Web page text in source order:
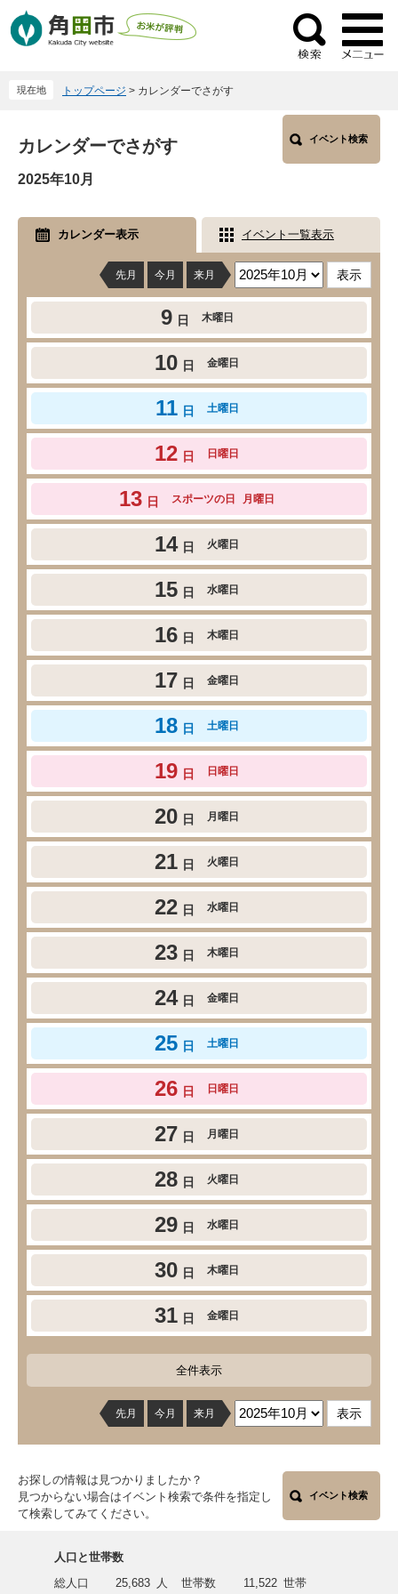
ー
ニ
検
索
現在地 トップページ > カレンダーでさがす
文
カレンダーでさがす イベント検索
2025年10月
カレンダー表示 イベント一覧表示
先月 今月 来月
9 日 木曜日
10 日 金曜日
11 日 土曜日
12 日 日曜日
13 日 スポーツの日 月曜日
14 日 火曜日
15 日 水曜日
16 日 木曜日
17 日 金曜日
18 日 土曜日
19 日 日曜日
20 日 月曜日
21 日 火曜日
22 日 水曜日
23 日 木曜日
24 日 金曜日
25 日 土曜日
26 日 日曜日
27 日 月曜日
28 日 火曜日
29 日 水曜日
30 日 木曜日
31 日 金曜日
全件表示
先月 今月 来月
お探しの情報は見つかりましたか？
見つからない場合はイベント検索で条件を指定し
て検索してみてください。
イベント検索
人口と世帯数
総人口
25,683 人 世帯数 11,522 世帯